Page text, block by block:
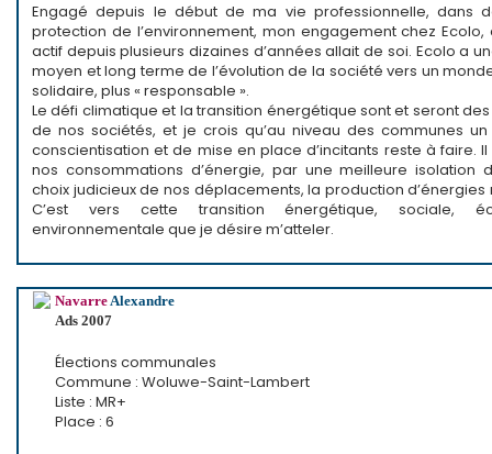
Engagé depuis le début de ma vie professionnelle, dans
protection de l’environnement, mon engagement chez
actif depuis plusieurs dizaines d’années allait de soi. Ecolo a
moyen et long terme de l’évolution de la société vers un
solidaire, plus « responsable ».
Le défi climatique et la transition énergétique sont et seront
de nos sociétés, et je crois qu’au niveau des communes
conscientisation et de mise en place d’incitants reste à faire. Il
nos consommations d’énergie, par une meilleure isolation
choix judicieux de nos déplacements, la production
C’est vers cette transition énergétique, sociale,
environnementale que je désire m’atteler.
NavarreAlexandre
Ads 2007
Élections communales
Commune : Woluwe-Saint-Lambert
Liste : MR+
Place : 6